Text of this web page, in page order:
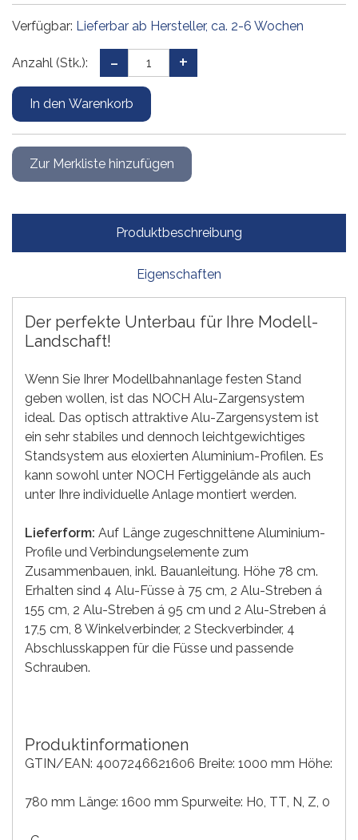
Verfügbar: Lieferbar ab Hersteller, ca. 2-6 Wochen
Anzahl (Stk.):
Produktbeschreibung
Eigenschaften
Der perfekte Unterbau für Ihre Modell-
Landschaft!
Wenn Sie Ihrer Modellbahnanlage festen Stand
geben wollen, ist das NOCH Alu-Zargensystem
ideal. Das optisch attraktive Alu-Zargensystem ist
ein sehr stabiles und dennoch leichtgewichtiges
Standsystem aus eloxierten Aluminium-Profilen. Es
kann sowohl unter NOCH Fertiggelände als auch
unter Ihre individuelle Anlage montiert werden.
Lieferform: Auf Länge zugeschnittene Aluminium-
Profile und Verbindungselemente zum
Zusammenbauen, inkl. Bauanleitung. Höhe 78 cm.
Erhalten sind 4 Alu-Füsse à 75 cm, 2 Alu-Streben á
155 cm, 2 Alu-Streben á 95 cm und 2 Alu-Streben á
17,5 cm, 8 Winkelverbinder, 2 Steckverbinder, 4
Abschlusskappen für die Füsse und passende
Schrauben.
Produktinformationen
GTIN/EAN: 4007246621606 Breite: 1000 mm Höhe:
780 mm Länge: 1600 mm Spurweite: H0, TT, N, Z, 0